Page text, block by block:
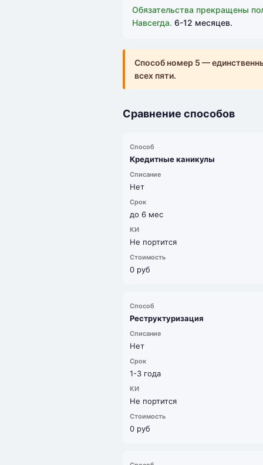
Обязательства прекращены
Навсегда. 6-12 месяцев.
Способ номер 5 —
всех пяти.
Сравнение способов
Кредитные каникулы
Нет
до 6 мес
Не портится
0 руб
Реструктуризация
Нет
1-3 года
Не портится
0 руб